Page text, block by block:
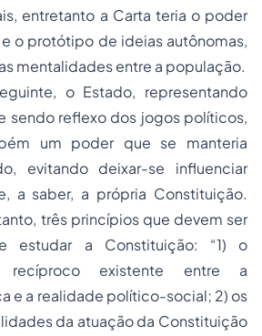
entretanto a Carta teria o poder
o protótipo de ideias autônomas,
mentalidades entre a população.
o Estado, representando
sendo reflexo dos jogos políticos,
um poder que se manteria
evitando deixar-se influenciar
a saber, a própria Constituição.
três princípios que devem ser
estudar a Constituição: “1) o
recíproco existente entre a
e a realidade político-social; 2) os
da atuação da Constituição